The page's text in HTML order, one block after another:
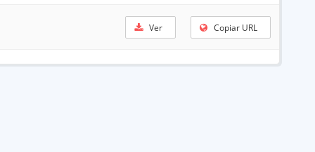
Ver Copiar URL